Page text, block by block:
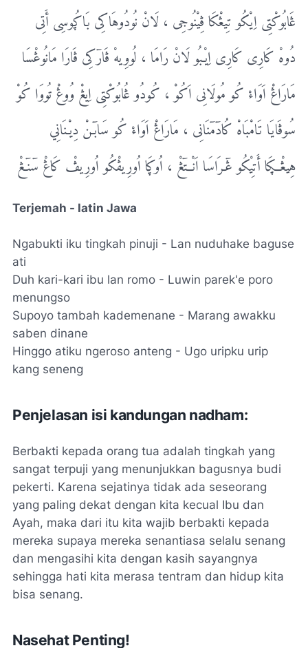
ڠَابُوکْتِی اِیْکُو تِیڠْکَا ڤِیْنُوجِی ، لَانْ نُودُوهَاکِی بَاڮُوسِی أَتِی
دُوهْ کَارِی کَارِی اِیْـبُو لَانْ رَامَا ، لُووِیهْ ڤَارۤکِی ڤَارَا مَانُوڠْسَا
مَارَاڠْ اَوَاءْ کُو مُولَانِی اَکُوْ ، کُودُو ڠُابُوکْتِی اِیڠْ وُوڠْ تُووَا کُوْ
سُوڤَایَا تَامْبَاهْ کُادۤمۤنَانِی ، مَارَاڠْ اَوَاءْ کُو سَابۤـنْ دِیْـنَانِي
هِیڠْــڮَا أَتِیْکُو ڠۤـرَاسَا اَنْــتۤڠْ ، اُوڮَا اُورِیڤْکُو اُورِیڤْ کَاڠْ سۤنۤـڠْ
Terjemah - latin Jawa
Ngabukti iku tingkah pinuji - Lan nuduhake baguse
ati
Duh kari-kari ibu lan romo - Luwin parek'e poro
menungso
Supoyo tambah kademenane - Marang awakku
saben dinane
Hinggo atiku ngeroso anteng - Ugo uripku urip
kang seneng
Penjelasan isi kandungan nadham:
Berbakti kepada orang tua adalah tingkah yang
sangat terpuji yang menunjukkan bagusnya budi
pekerti. Karena sejatinya tidak ada seseorang
yang paling dekat dengan kita kecual Ibu dan
Ayah, maka dari itu kita wajib berbakti kepada
mereka supaya mereka senantiasa selalu senang
dan mengasihi kita dengan kasih sayangnya
sehingga hati kita merasa tentram dan hidup kita
bisa senang.
Nasehat Penting!